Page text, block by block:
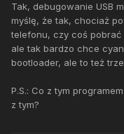
Tak, debugowanie USB
myślę, że tak, chociaż
telefonu, czy coś pobrać
ale tak bardzo chce
bootloader, ale to też
P.S.: Co z tym
z tym?